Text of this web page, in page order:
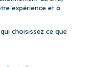
–Politique de
à Rennes 🇫🇷